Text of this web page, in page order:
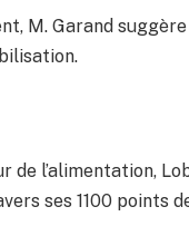
M. Garand
de l’alimentation,
ses 1100 points